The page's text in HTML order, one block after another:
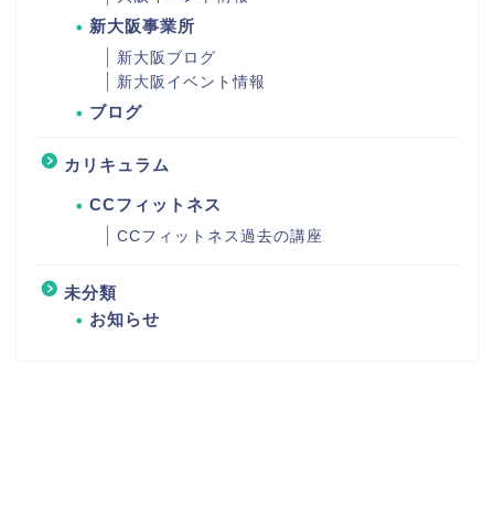
新大阪事業所
新大阪ブログ
新大阪イベント情報
ブログ
カリキュラム
CCフィットネス
CCフィットネス過去の講座
未分類
お知らせ